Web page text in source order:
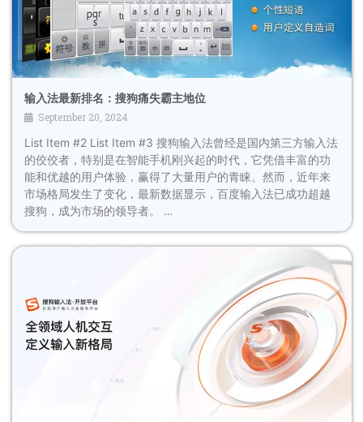
输入法最新排名：搜狗痛失霸主地位
September 20, 2024
List Item #2 List Item #3 搜狗输入法曾经是国内第三方输入法
的佼佼者，特别是在智能手机刚兴起的时代，它凭借丰富的功
能和优越的用户体验，赢得了大量用户的青睐。然而，近年来
市场格局发生了变化，最新数据显示，百度输入法已成功超越
搜狗，成为市场的领导者。 …